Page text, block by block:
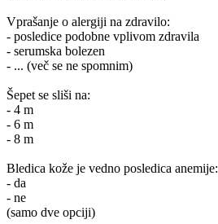
Vprašanje o alergiji na zdravilo:
- posledice podobne vplivom zdravila
- serumska bolezen
- ... (več se ne spomnim)
Šepet se sliši na:
- 4 m
- 6 m
- 8 m
Bledica kože je vedno posledica anemije:
- da
- ne
(samo dve opciji)